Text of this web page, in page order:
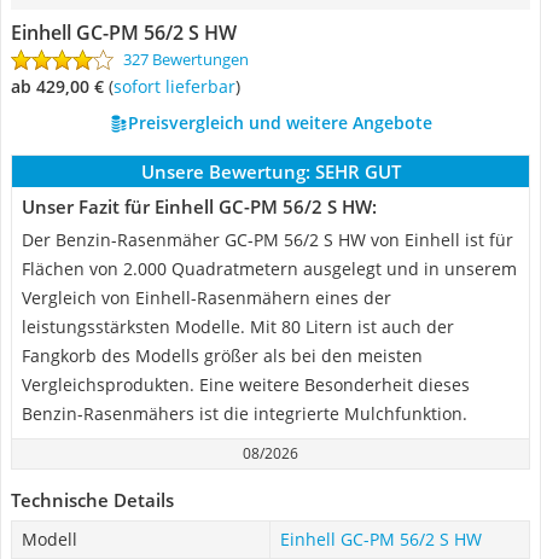
Einhell GC-PM 56/2 S HW
327 Bewertungen
ab 429,00 € ( Sofort lieferbar)
Preisvergleich und weitere Angebote
Unsere Bewertung: SEHR GUT
Unser Fazit für Einhell GC-PM 56/2 S HW:
Der Benzin-Rasenmäher GC-PM 56/2 S HW von Einhell ist für
Flächen von 2.000 Quadratmetern ausgelegt und in unserem
Vergleich von Einhell-Rasenmähern eines der
leistungsstärksten Modelle. Mit 80 Litern ist auch der
Fangkorb des Modells größer als bei den meisten
Vergleichsprodukten. Eine weitere Besonderheit dieses
Benzin-Rasenmähers ist die integrierte Mulchfunktion.
08/2026
Technische Details
Modell
Einhell GC-PM 56/2 S HW